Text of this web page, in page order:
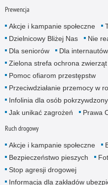
Prewencja
Akcje i kampanie społeczne
Dzielnicowy Bliżej Nas
Nie
Dla seniorów
Dla internautów
Zielona strefa ochrona
Pomoc ofiarom przestępstw
Przeciwdziałanie przemocy w
Infolinia dla osób
Jak unikać zagrożeń
Prawa
Ruch drogowy
Akcje i kampanie społeczne
Bezpieczeństwo pieszych
Stop agresji drogowej
Informacja dla zakładów